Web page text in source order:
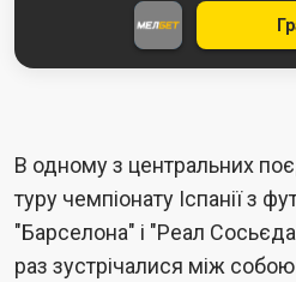
В одному з центральних
туру чемпіонату Іспанії з
"Барселона" і "Реал
раз зустрічалися між